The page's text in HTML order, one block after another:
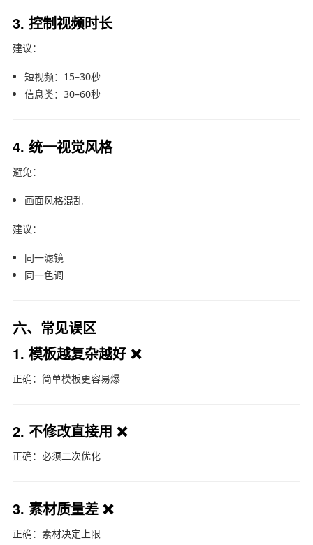
3. 控制视频时长
建议：
短视频：15–30秒
信息类：30–60秒
4. 统一视觉风格
避免：
画面风格混乱
建议：
同一滤镜
同一色调
六、常见误区
1. 模板越复杂越好 ❌
正确：简单模板更容易爆
2. 不修改直接用 ❌
正确：必须二次优化
3. 素材质量差 ❌
正确：素材决定上限